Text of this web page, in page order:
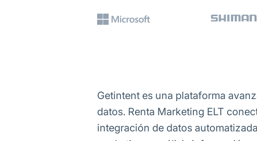
Getintent es una plataforma
datos. Renta Marketing ELT
integración de datos